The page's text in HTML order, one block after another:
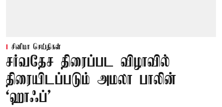
சினிமா செய்திகள்
சர்வதேச திரைப்பட விழாவில்
திரையிடப்படும் அமலா பாலின்
‘ஹாஃப்’